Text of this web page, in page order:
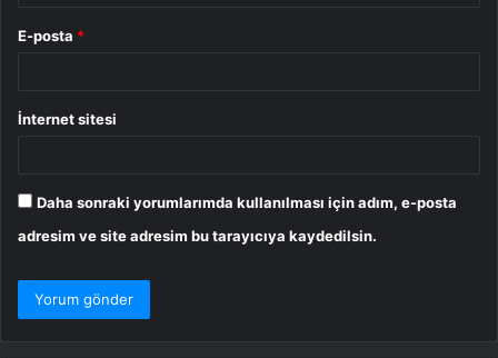
E-posta *
İnternet sitesi
Daha sonraki yorumlarımda kullanılması için adım, e-posta
adresim ve site adresim bu tarayıcıya kaydedilsin.